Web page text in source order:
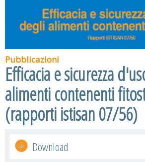
Pubblicazioni
Efficacia e sicurezza
alimenti contenenti
(rapporti istisan 07/56)
Download